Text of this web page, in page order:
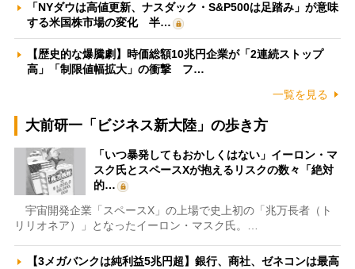
「NYダウは高値更新、ナスダック・S&P500は足踏み」が意味
する米国株市場の変化 半…
【歴史的な爆騰劇】時価総額10兆円企業が「2連続ストップ
高」「制限値幅拡大」の衝撃 フ…
一覧を見る
大前研一「ビジネス新大陸」の歩き方
「いつ暴発してもおかしくはない」イーロン・マ
スク氏とスペースXが抱えるリスクの数々「絶対
的…
宇宙開発企業「スペースX」の上場で史上初の「兆万長者（ト
リリオネア）」となったイーロン・マスク氏。…
【3メガバンクは純利益5兆円超】銀行、商社、ゼネコンは最高